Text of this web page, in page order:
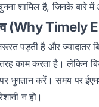
शामिल है, जिनके बारे
(Why
पड़ती है और ज्यादातर
काम करता है। लेकिन
भुगतान करें। समय पर
न हो।